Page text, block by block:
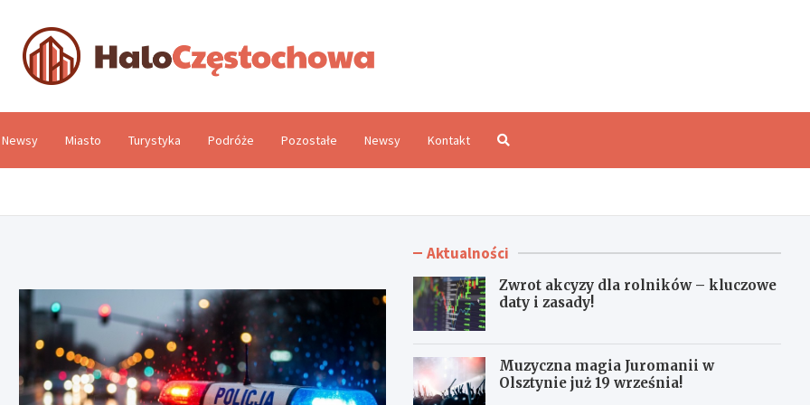
Newsy Miasto Turystyka Podróże Pozostałe Newsy Kontakt
Aktualności
Zwrot akcyzy dla rolników – kluczowe
daty i zasady!
Muzyczna magia Juromanii w
Olsztynie już 19 września!